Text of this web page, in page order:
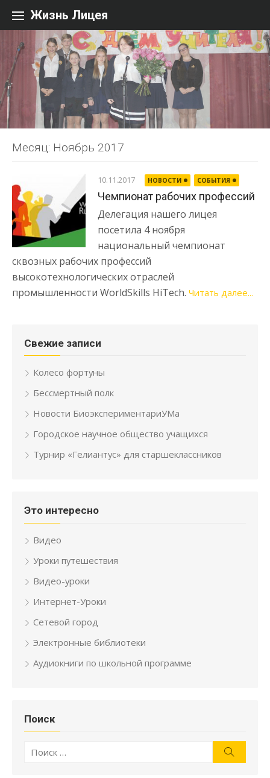
Жизнь Лицея
Месяц: Ноябрь 2017
10.11.2017 НОВОСТИ СОБЫТИЯ
Чемпионат рабочих профессий
Делегация нашего лицея
посетила 4 ноября
национальный чемпионат
сквозных рабочих профессий
высокотехнологических отраслей
промышленности WorldSkills HiTech. Читать далее...
Свежие записи
Колесо фортуны
Бессмертный полк
Новости БиоэкспериментариУМа
Городское научное общество учащихся
Турнир «Гелиантус» для старшеклассников
Это интересно
Видео
Уроки путешествия
Видео-уроки
Интернет-Уроки
Сетевой город
Электронные библиотеки
Аудиокниги по школьной программе
Поиск